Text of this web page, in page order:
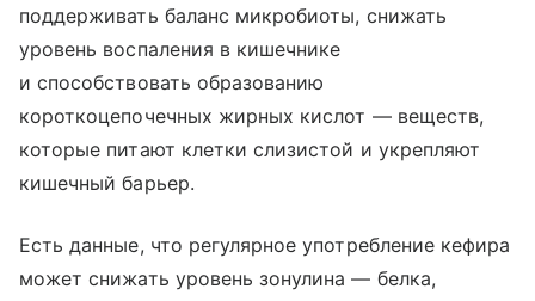
поддерживать баланс микробиоты, снижать
уровень воспаления в кишечнике
и способствовать образованию
короткоцепочечных жирных кислот — веществ,
которые питают клетки слизистой и укрепляют
кишечный барьер.
Есть данные, что регулярное употребление кефира
может снижать уровень зонулина — белка,